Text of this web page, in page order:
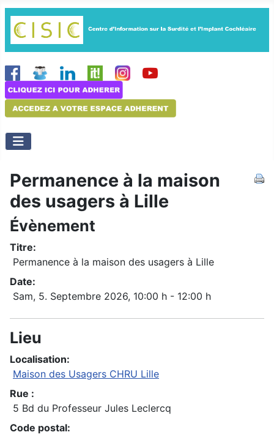
Permanence à la maison
des usagers à Lille
Évènement
Titre:
Permanence à la maison des usagers à Lille
Date:
Sam, 5. Septembre 2026, 10:00 h - 12:00 h
Lieu
Localisation:
Maison des Usagers CHRU Lille
Rue :
5 Bd du Professeur Jules Leclercq
Code postal: